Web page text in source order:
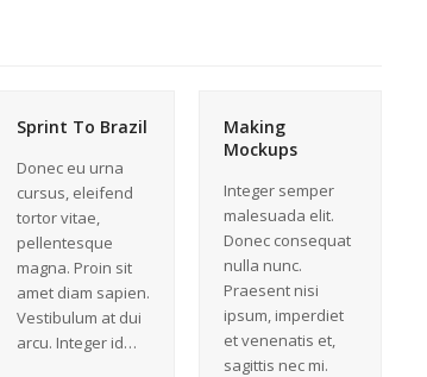
Sprint To Brazil
Donec eu urna
cursus, eleifend
tortor vitae,
pellentesque
magna. Proin sit
amet diam sapien.
Vestibulum at dui
arcu. Integer id…
Making
Mockups
Integer semper
malesuada elit.
Donec consequat
nulla nunc.
Praesent nisi
ipsum, imperdiet
et venenatis et,
sagittis nec mi.